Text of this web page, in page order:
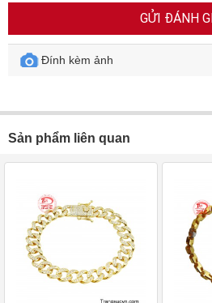
GỬI ĐÁNH
Đính kèm ảnh
Sản phẩm liên quan